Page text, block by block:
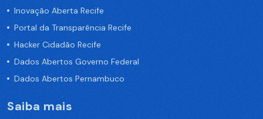
Inovação Aberta Recife
Portal da Transparência Recife
Hacker Cidadão Recife
Dados Abertos Governo Federal
Dados Abertos Pernambuco
Saiba mais